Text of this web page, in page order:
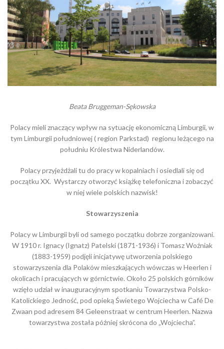
Beata Bruggeman-Sękowska
Polacy mieli znaczący wpływ na sytuację ekonomiczną Limburgii, w
tym Limburgii południowej ( region Parkstad) regionu leżącego na
południu Królestwa Niderlandów.
Polacy przyjeżdżali tu do pracy w kopalniach i osiedlali się od
początku XX. Wystarczy otworzyć książkę telefoniczna i zobaczyć
w niej wiele polskich nazwisk!
Stowarzyszenia
Polacy w Limburgii byli od samego początku dobrze zorganizowani.
W 1910 r. Ignacy (Ignatz) Patelski (1871-1936) i Tomasz Woźniak
(1883-1959) podjęli inicjatywę utworzenia polskiego
stowarzyszenia dla Polaków mieszkających wówczas w Heerlen i
okolicach i pracujących w górnictwie. Około 25 polskich górników
wzięło udział w inauguracyjnym spotkaniu Towarzystwa Polsko-
Katolickiego Jedność, pod opieką Świetego Wojciecha w Café De
Zwaan pod adresem 84 Geleenstraat w centrum Heerlen. Nazwa
towarzystwa została później skrócona do „Wojciecha”.